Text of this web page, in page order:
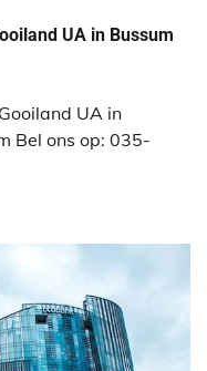
UA in Bussum
UA in
Bel ons op: 035-